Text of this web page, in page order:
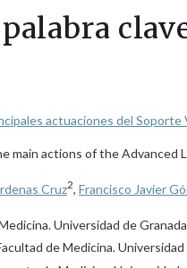
actuaciones del
main actions of the
Cruz2, Francisco Javier
Universidad de Granada
de Medicina.